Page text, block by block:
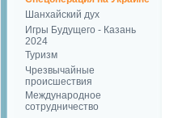
Шанхайский дух
Игры Будущего - Казань
2024
Туризм
Чрезвычайные
происшествия
Международное
сотрудничество